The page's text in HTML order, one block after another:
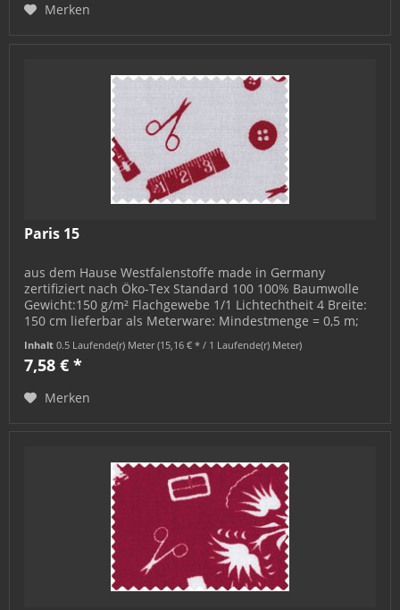
Merken
Paris 15
aus dem Hause Westfalenstoffe made in Germany
zertifiziert nach Öko-Tex Standard 100 100% Baumwolle
Gewicht:150 g/m² Flachgewebe 1/1 Lichtechtheit 4 Breite:
150 cm lieferbar als Meterware: Mindestmenge = 0,5 m;
Inhalt0.5 Laufende(r) Meter(15,16 € * / 1 Laufende(r) Meter)
7,58 € *
Merken